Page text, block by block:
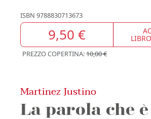
ISBN 9788830713673
9,50 €
PREZZO COPERTINA:10,00 €
Martinez Justino
La parola che